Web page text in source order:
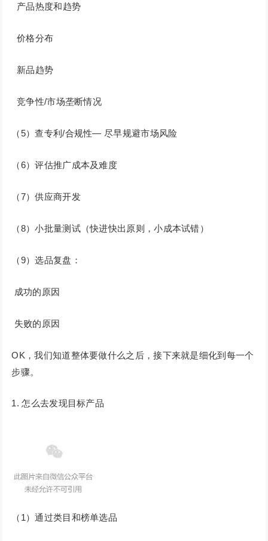
产品热度和趋势
价格分布
新品趋势
竞争性/市场垄断情况
（5）查专利/合规性— 尽早规避市场风险
（6）评估推广成本及难度
（7）供应商开发
（8）小批量测试（快进快出原则，小成本试错）
（9）选品复盘：
成功的原因
失败的原因
OK，我们知道整体要做什么之后，接下来就是细化到每一个
步骤。
怎么去发现目标产品
（1）通过类目和榜单选品